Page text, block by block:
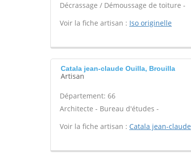
Décrassage / Démoussage de toiture -
Voir la fiche artisan : Iso originelle
Catala jean-claude Ouilla, Brouilla
Artisan
Département: 66
Architecte - Bureau d'études -
Voir la fiche artisan : Catala jean-claude